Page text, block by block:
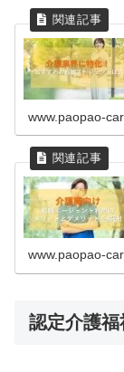
www.paopao-
www.paopao-
認定介護福